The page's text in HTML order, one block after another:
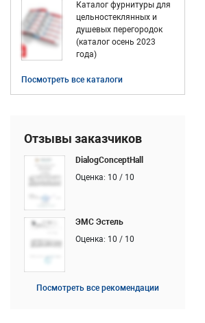
Каталог фурнитуры для
цельностеклянных и
душевых перегородок
(каталог осень 2023
года)
Посмотреть все каталоги
Отзывы заказчиков
DialogConceptHall
Оценка: 10 / 10
ЭМС Эстель
Оценка: 10 / 10
Посмотреть все рекомендации